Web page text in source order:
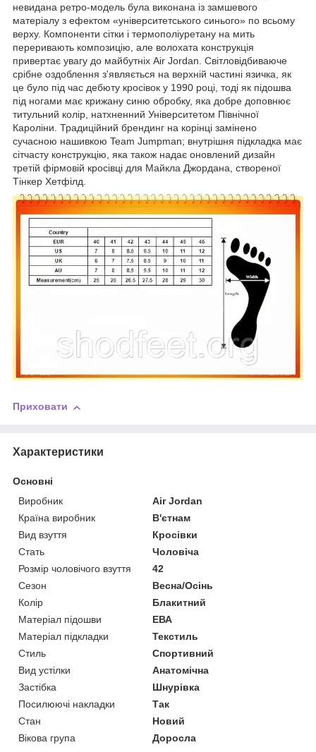
невидана ретро-модель була виконана із замшевого
матеріалу з ефектом «університетського синього» по всьому
верху. Компоненти сітки і термополіуретану на мить
переривають композицію, але волохата конструкція
привертає увагу до майбутніх Air Jordan. Світловідбиваюче
срібне оздоблення з'являється на верхній частині язичка, як
це було під час дебюту кросівок у 1990 році, тоді як підошва
під ногами має крижану синю обробку, яка добре доповнює
титульний колір, натхненний Університетом Північної
Кароліни. Традиційний брендинг на корінці замінено
сучасною нашивкою Team Jumpman; внутрішня підкладка має
сітчасту конструкцію, яка також надає оновлений дизайн
третій фірмовій кросівці для Майкла Джордана, створеної
Тінкер Хетфілд.
Приховати
Характеристики
Основні
Виробник
Air Jordan
Країна виробник
В'єтнам
Вид взуття
Кросівки
Стать
Чоловіча
Розмір чоловічого взуття
42
Сезон
Весна/Осінь
Колір
Блакитний
Матеріал підошви
ЕВА
Матеріал підкладки
Текстиль
Стиль
Спортивний
Вид устілки
Анатомічна
Застібка
Шнурівка
Посилюючі накладки
Так
Стан
Новий
Вікова група
Доросла